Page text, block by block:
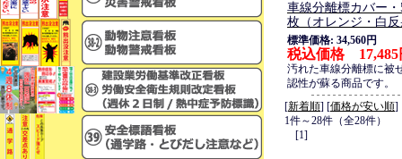
車線分離標カバー・
枚（オレンジ・白
標準価格: 34,560円
税込価格 17,485
汚れた車線分離標に被
認性が蘇る商品です。
[新着順] [価格が安い順]
1件～28件（全28件）
[1]